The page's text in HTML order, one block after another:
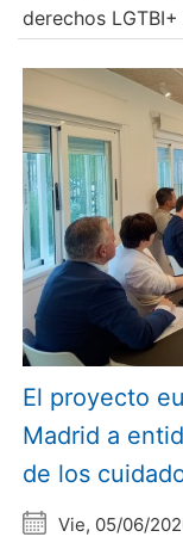
derechos
El proyecto
Madrid a
de los
Vie, 05/06/